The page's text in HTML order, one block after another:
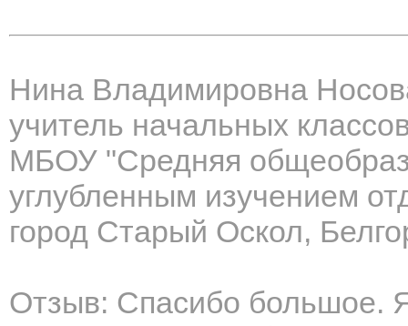
Нина Владимировна
учитель начальных
МБОУ "Средняя
углубленным изучением
город Старый Оскол,
Отзыв: Спасибо большое.